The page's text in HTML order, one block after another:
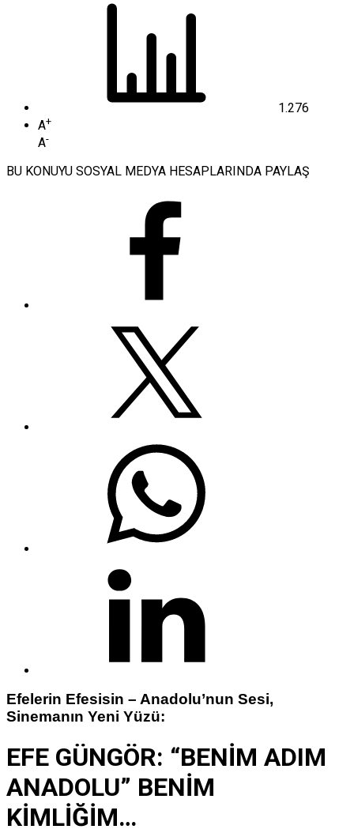
1.276
A+
A-
BU KONUYU SOSYAL MEDYA HESAPLARINDA PAYLAŞ
Efelerin Efesisin – Anadolu’nun Sesi,
Sinemanın Yeni Yüzü:
EFE GÜNGÖR: “BENİM ADIM
ANADOLU” BENİM
KİMLİĞİM…